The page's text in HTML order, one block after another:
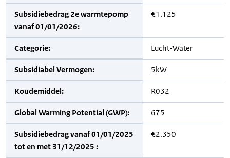
Subsidiebedrag 2e warmtepomp
vanaf 01/01/2026:
€1.125
Categorie: Lucht-Water
Subsidiabel Vermogen: 5kW
Koudemiddel: R032
Global Warming Potential (GWP): 675
Subsidiebedrag vanaf 01/01/2025
tot en met 31/12/2025 :
€2.350